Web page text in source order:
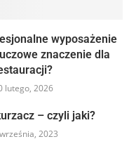
wyposażenie
znaczenie dla
lutego, 2026
– czyli jaki?
2023